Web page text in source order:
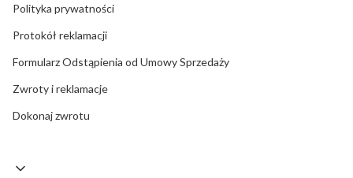
Polityka prywatności
Protokół reklamacji
Formularz Odstąpienia od Umowy Sprzedaży
Zwroty i reklamacje
Dokonaj zwrotu